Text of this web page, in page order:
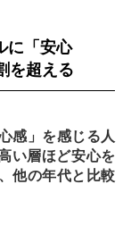
に「安心
を超える
感」を感じる人
い層ほど安心を
他の年代と比較